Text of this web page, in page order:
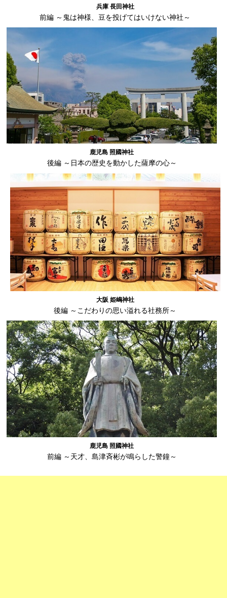
兵庫 長田神社
前編 ～鬼は神様、豆を投げてはいけない神社～
鹿児島 照國神社
後編 ～日本の歴史を動かした薩摩の心～
大阪 姫嶋神社
後編 ～こだわりの思い溢れる社務所～
鹿児島 照國神社
前編 ～天才、島津斉彬が鳴らした警鐘～